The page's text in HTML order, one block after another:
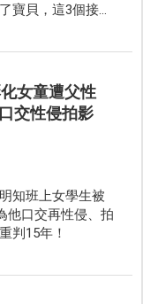
寶貝，這3個接送
女童遭父性
交性侵拍影
知班上女學生被
他口交再性侵、拍
判15年！